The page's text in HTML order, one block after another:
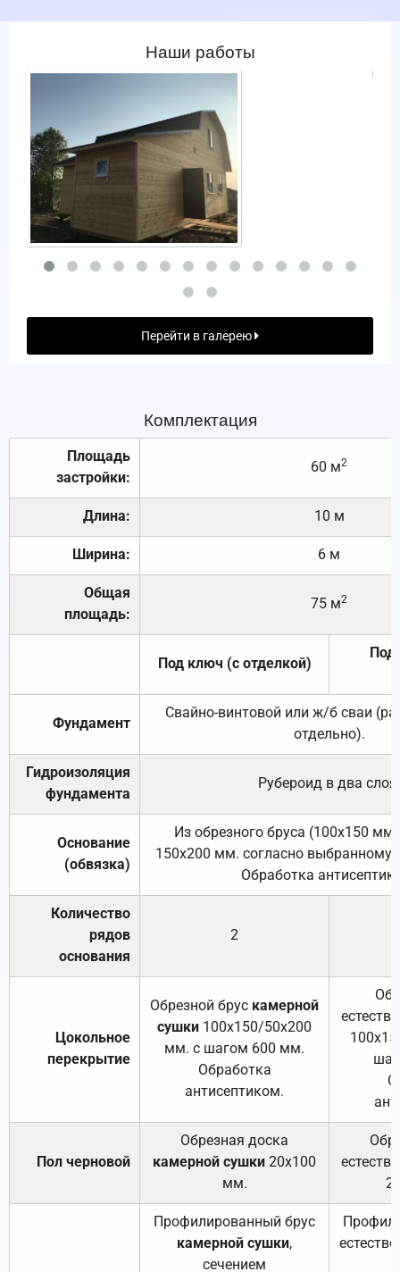
Наши работы
Перейти в галерею
Комплектация
Площадь
застройки:
60 м2
Длина: 10 м
Ширина: 6 м
Общая
площадь:
75 м2
Под ключ (с отделкой)
Под
Фундамент
Свайно-винтовой или ж/б сваи
отдельно).
Гидроизоляция
фундамента
Рубероид в два слоя.
Основание
(обвязка)
Из обрезного бруса (100х150
150х200 мм. согласно выбранному
Обработка
Количество
рядов
основания
2
Цокольное
перекрытие
Обрезной брус камерной
сушки 100х150/50х200
мм. с шагом 600 мм.
Обработка
антисептиком.
Пол черновой
Обрезная доска
камерной сушки 20х100
мм.
Профилированный брус
камерной сушки,
сечением